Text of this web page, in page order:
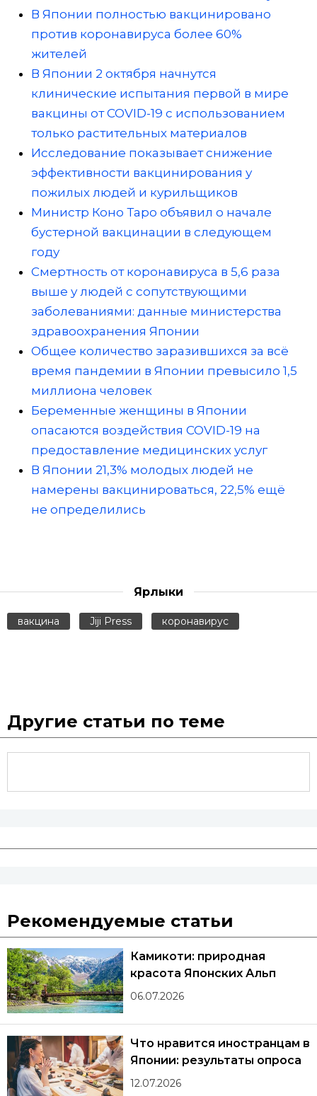
В Японии полностью вакцинировано
против коронавируса более 60%
жителей
В Японии 2 октября начнутся
клинические испытания первой в мире
вакцины от COVID-19 с использованием
только растительных материалов
Исследование показывает снижение
эффективности вакцинирования у
пожилых людей и курильщиков
Министр Коно Таро объявил о начале
бустерной вакцинации в следующем
году
Смертность от коронавируса в 5,6 раза
выше у людей с сопутствующими
заболеваниями: данные министерства
здравоохранения Японии
Общее количество заразившихся за всё
время пандемии в Японии превысило 1,5
миллиона человек
Беременные женщины в Японии
опасаются воздействия COVID-19 на
предоставление медицинских услуг
В Японии 21,3% молодых людей не
намерены вакцинироваться, 22,5% ещё
не определились
Ярлыки
вакцина Jiji Press коронавирус
Другие статьи по теме
Рекомендуемые статьи
Камикоти: природная
красота Японских Альп
06.07.2026
Что нравится иностранцам в
Японии: результаты опроса
12.07.2026